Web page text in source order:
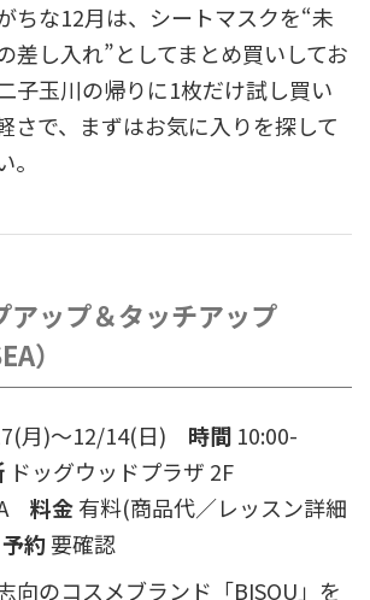
ちな12月は、シートマスクを“未
差し入れ”としてまとめ買いしてお
子玉川の帰りに1枚だけ試し買い
さで、まずはお気に入りを探して
アップ＆タッチアップ
）
月)〜12/14(日) 時間 10:00-
ドッグウッドプラザ 2F
料金有料(商品代／レッスン詳細
予約要確認
向のコスメブランド「BISOU」を